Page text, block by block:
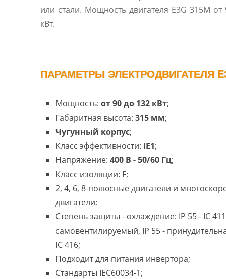
или стали. Мощность двигателя E3G 315M от
кВт.
ПАРАМЕТРЫ ЭЛЕКТРОДВИГАТЕЛЯ
Мощность: от 90 до 132 кВт;
Габаритная высота: 315 мм;
Чугунный корпус;
Класс эффективности: IE1;
Напряжение: 400 В - 50/60 Гц;
Класс изоляции: F;
2, 4, 6, 8-полюсные двигатели и
двигатели;
Степень защиты - охлаждение: IP 55 - IC 411
самовентилируемый, IP 55 -
IC 416;
Подходит для питания инвертора;
Стандарты IEC60034-1;